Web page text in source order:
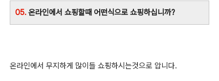
05. 온라인에서 쇼핑할때 어떤식으로 쇼핑하십니까?
온라인에서 무지하게 많이들 쇼핑하시는것으로 압니다.